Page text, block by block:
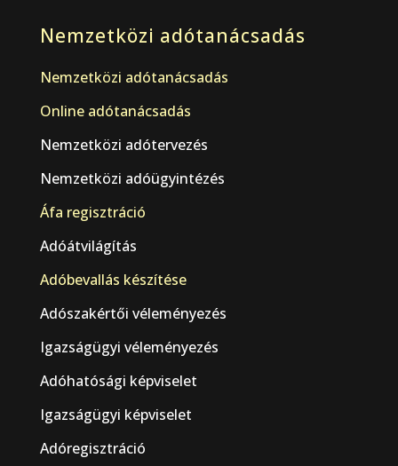
Nemzetközi adótanácsadás
Nemzetközi adótanácsadás
Online adótanácsadás
Nemzetközi adótervezés
Nemzetközi adóügyintézés
Áfa regisztráció
Adóátvilágítás
Adóbevallás készítése
Adószakértői véleményezés
Igazságügyi véleményezés
Adóhatósági képviselet
Igazságügyi képviselet
Adóregisztráció